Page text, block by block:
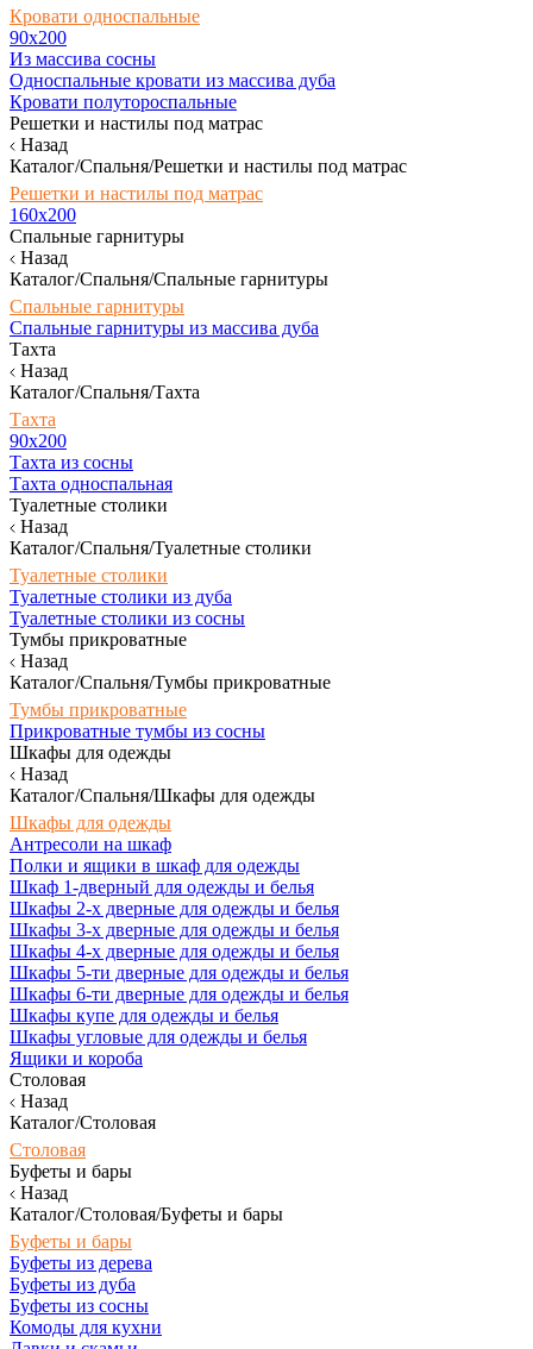
Кровати односпальные
90х200
Из массива сосны
Односпальные кровати из массива дуба
Кровати полутороспальные
Решетки и настилы под матрас
Назад
Каталог/Спальня/Решетки и настилы под матрас
Решетки и настилы под матрас
160х200
Спальные гарнитуры
Назад
Каталог/Спальня/Спальные гарнитуры
Спальные гарнитуры
Спальные гарнитуры из массива дуба
Тахта
Назад
Каталог/Спальня/Тахта
Тахта
90х200
Тахта из сосны
Тахта односпальная
Туалетные столики
Назад
Каталог/Спальня/Туалетные столики
Туалетные столики
Туалетные столики из дуба
Туалетные столики из сосны
Тумбы прикроватные
Назад
Каталог/Спальня/Тумбы прикроватные
Тумбы прикроватные
Прикроватные тумбы из сосны
Шкафы для одежды
Назад
Каталог/Спальня/Шкафы для одежды
Шкафы для одежды
Антресоли на шкаф
Полки и ящики в шкаф для одежды
Шкаф 1-дверный для одежды и белья
Шкафы 2-х дверные для одежды и белья
Шкафы 3-х дверные для одежды и белья
Шкафы 4-х дверные для одежды и белья
Шкафы 5-ти дверные для одежды и белья
Шкафы 6-ти дверные для одежды и белья
Шкафы купе для одежды и белья
Шкафы угловые для одежды и белья
Ящики и короба
Столовая
Назад
Каталог/Столовая
Столовая
Буфеты и бары
Назад
Каталог/Столовая/Буфеты и бары
Буфеты и бары
Буфеты из дерева
Буфеты из дуба
Буфеты из сосны
Комоды для кухни